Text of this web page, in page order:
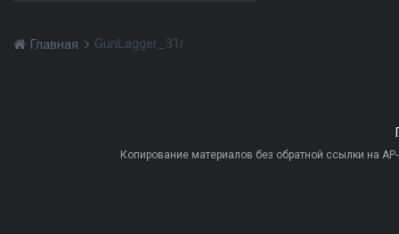
Главная GunLagger_31r
Копирование материалов без обратной ссылки на